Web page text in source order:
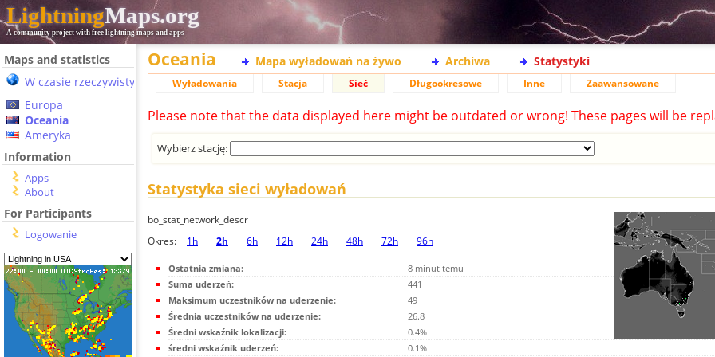
LightningMaps.org
A community project with free lightning maps and apps
Maps and statistics
W czasie rzeczywistym
Europa
Oceania
Ameryka
Information
Apps
About
For Participants
Logowanie
Oceania Mapa wyładowań na żywo Archiwa Statystyki
Wyładowania Stacja Sieć Długookresowe Inne Zaawansowane
Please note that the data displayed here might be outdated or wrong! These pages will be
Wybierz stację:
Statystyka sieci wyładowań
bo_stat_network_descr
Okres:
1h 2h 6h 12h 24h 48h 72h 96h
Ostatnia zmiana:
8 minut temu
Suma uderzeń:
441
Maksimum uczestników na uderzenie:
49
Średnia uczestników na uderzenie:
26.8
Średni wskaźnik lokalizacji:
0.4%
średni wskaźnik uderzeń:
0.1%